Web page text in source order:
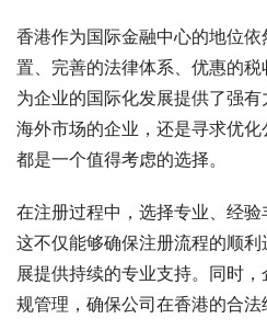
香港作为国际金融中心的地位
置、完善的法律体系、优惠的税
为企业的国际化发展提供了强
海外市场的企业，还是寻求优
都是一个值得考虑的选择。
在注册过程中，选择专业、经验
这不仅能够确保注册流程的顺
展提供持续的专业支持。同时
规管理，确保公司在香港的合法